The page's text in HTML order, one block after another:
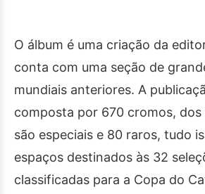
O álbum é uma criação da
conta com uma seção de
mundiais anteriores. A
composta por 670 cromos, dos
são especiais e 80 raros, tudo
espaços destinados às 32
classificadas para a Copa do